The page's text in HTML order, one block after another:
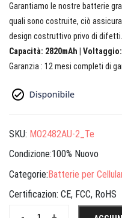
Garantiamo le nostre batterie
quali sono costruite, ciò
design costruttivo privo di difetti.
Capacità: 2820mAh |
Garanzia : 12 mesi completi di
SKU: MO2482AU-2_Te
Condizione:100% Nuovo
Categorie:Batterie per
Certificazion: CE, FCC, RoHS